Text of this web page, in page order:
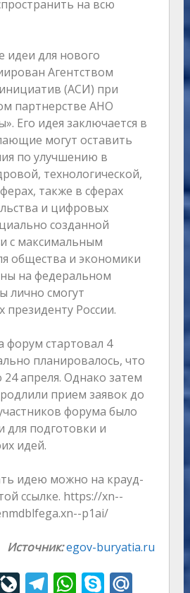
на всю
для нового
Агентством
инициатив (АСИ) при
партнерстве АНО
Его идея заключается в
могут оставить
по улучшению в
технологической,
также в сферах
и цифровых
созданной
с максимальным
общества и экономики
на федеральном
лично смогут
президенту России.
форум стартовал 4
планировалось, что
24 апреля. Однако затем
прием заявок до
форума было
подготовки и
идей.
идею можно на крауд-
ссылке. https://xn--
p1ai/
Источник:egov-buryatia.ru
Li T W S M